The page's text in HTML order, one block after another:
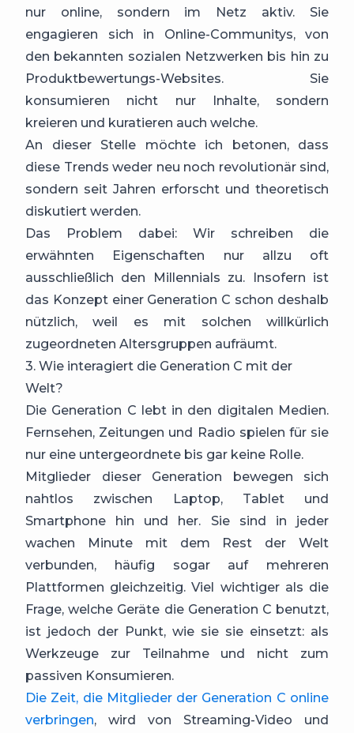
nur online, sondern im Netz aktiv. Sie
engagieren sich in Online-Communitys, von
den bekannten sozialen Netzwerken bis hin zu
Produktbewertungs-Websites. Sie
konsumieren nicht nur Inhalte, sondern
kreieren und kuratieren auch welche.
An dieser Stelle möchte ich betonen, dass
diese Trends weder neu noch revolutionär sind,
sondern seit Jahren erforscht und theoretisch
diskutiert werden.
Das Problem dabei: Wir schreiben die
erwähnten Eigenschaften nur allzu oft
ausschließlich den Millennials zu. Insofern ist
das Konzept einer Generation C schon deshalb
nützlich, weil es mit solchen willkürlich
zugeordneten Altersgruppen aufräumt.
3. Wie interagiert die Generation C mit der
Welt?
Die Generation C lebt in den digitalen Medien.
Fernsehen, Zeitungen und Radio spielen für sie
nur eine untergeordnete bis gar keine Rolle.
Mitglieder dieser Generation bewegen sich
nahtlos zwischen Laptop, Tablet und
Smartphone hin und her. Sie sind in jeder
wachen Minute mit dem Rest der Welt
verbunden, häufig sogar auf mehreren
Plattformen gleichzeitig. Viel wichtiger als die
Frage, welche Geräte die Generation C benutzt,
ist jedoch der Punkt, wie sie sie einsetzt: als
Werkzeuge zur Teilnahme und nicht zum
passiven Konsumieren.
Die Zeit, die Mitglieder der Generation C online
verbringen, wird von Streaming-Video und